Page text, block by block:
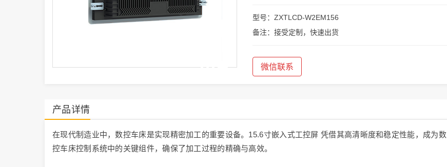
型号：ZXTLCD-W2EM156
备注：接受定制，快速出货
微信联系
产品详情
在现代制造业中，数控车床是实现精密加工的重要设备。15.6寸嵌入式工控屏 凭借其高清晰度和稳定性能，成为数
控车床控制系统中的关键组件，确保了加工过程的精确与高效。